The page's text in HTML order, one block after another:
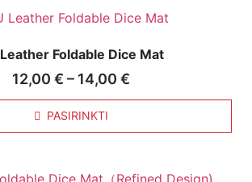
Foldable Dice Mat
12,00 € – 14,00 €
PASIRINKTI